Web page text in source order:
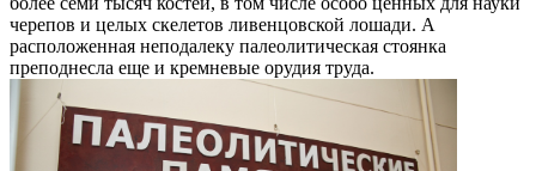
черепов и целых скелетов ливенцовской лошади. А
расположенная неподалеку палеолитическая стоянка
преподнесла еще и кремневые орудия труда.